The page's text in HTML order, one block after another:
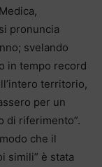
pronuncia
svelando
in tempo record
territorio,
per un
di riferimento”.
che il
simili” è stata